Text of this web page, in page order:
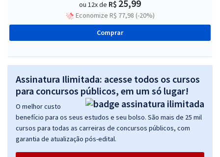
ou 12x de R$ 25,99
Economize R$ 77,98 (-20%)
Comprar
Assinatura Ilimitada: acesse todos os cursos
para concursos públicos, em um só lugar!
O melhor custo
benefício para os seus estudos e seu bolso. São mais de 25 mil
cursos para todas as carreiras de concursos públicos, com
garantia de atualização pós-edital.